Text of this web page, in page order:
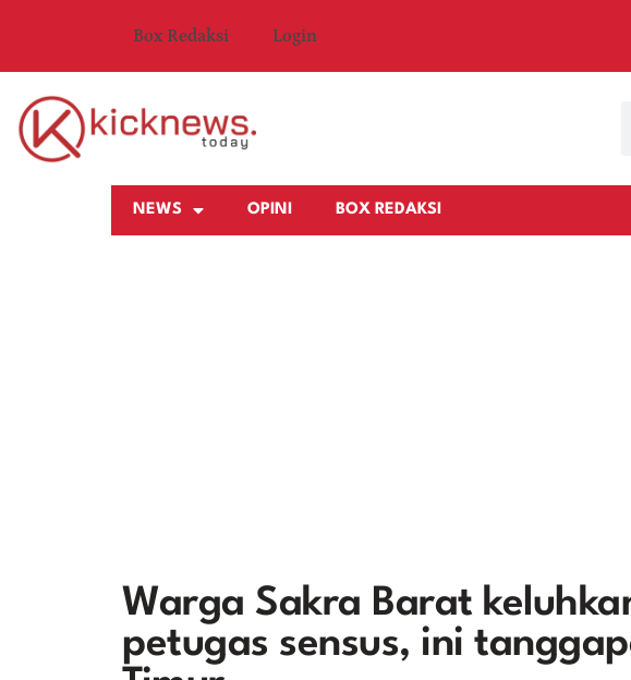
Box Redaksi Login
NEWS OPINI BOX REDAKSI
Warga Sakra Barat
petugas sensus, ini